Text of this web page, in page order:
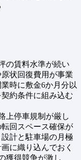
の賃料水準が続い
状回復費用が事業
時に敷金6か月分以
約条件に組み込む
上停車規制が厳し
回スペース確保が
計と駐車場の月極
に織り込んでおく
獲得競争が激し